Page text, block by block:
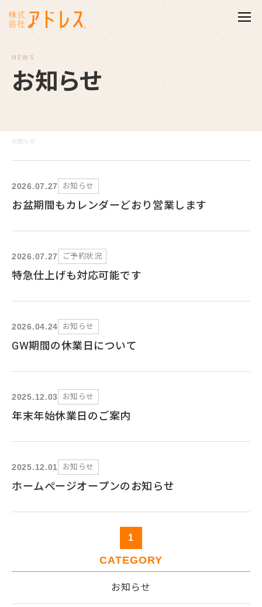
お知らせ
NEWS
お知らせ
2026.07.27 お知らせ
お盆期間もカレンダーどおり営業します
2026.07.27 ご予約状況
特急仕上げも対応可能です
2026.04.24 お知らせ
GW期間の休業日について
2025.12.03 お知らせ
年末年始休業日のご案内
2025.12.01 お知らせ
ホームぺージオープンのお知らせ
1
CATEGORY
お知らせ